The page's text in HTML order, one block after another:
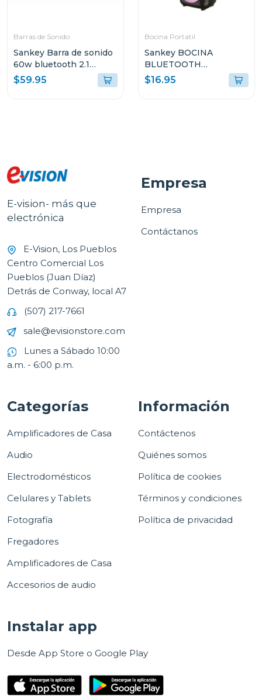
Barras de Sonido
Sankey Barra de sonido
60w bluetooth 2.1
canales + subwoofer
hmt66
$59.95
Bocina Portatil
Sankey BOCINA
BLUETOOTH
PORTATIL 10W
4DCD101
$16.95
E-vision- más que
electrónica
E-Vision, Los Pueblos
Centro Comercial Los
Pueblos (Juan Díaz)
Detrás de Conway, local A7
(507) 217-7661
sale@evisionstore.com
Lunes a Sábado 10:00
a.m. - 6:00 p.m.
Empresa
Empresa
Contáctanos
Categorías
Amplificadores de Casa
Audio
Electrodomésticos
Celulares y Tablets
Fotografía
Fregadores
Amplificadores de Casa
Accesorios de audio
Información
Contáctenos
Quiénes somos
Política de cookies
Términos y condiciones
Política de privacidad
Instalar app
Desde App Store o Google Play